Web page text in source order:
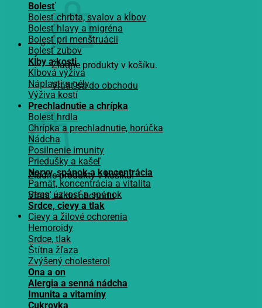
Žiadne produkty v košíku.
Vrátiť sa do obchodu
Košík
Žiadne produkty v košíku.
Vrátiť sa do obchodu
Bolesť
Bolesť chrbta, svalov a kĺbov
Bolesť hlavy a migréna
Bolesť pri menštruácii
Bolesť zubov
Kĺby a kosti
Kĺbová výživa
Náplasti a gély
Výživa kostí
Prechladnutie a chrípka
Bolesť hrdla
Chrípka a prechladnutie, horúčka
Nádcha
Posilnenie imunity
Priedušky a kašeľ
Nervy, spánok a koncentrácia
Pamät, koncentrácia a vitalita
Stres, úzkosť a spánok
Srdce, cievy a tlak
Cievy a žilové ochorenia
Hemoroidy
Srdce, tlak
Štítna žľaza
Zvýšený cholesterol
Ona a on
Alergia a senná nádcha
Imunita a vitamíny
Cukrovka